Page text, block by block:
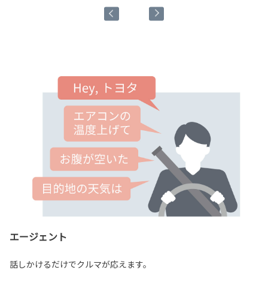
エージェント
話しかけるだけでクルマが応えます。